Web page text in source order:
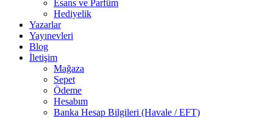
Esans ve Parfüm
Hediyelik
Yazarlar
Yayınevleri
Blog
İletişim
Mağaza
Sepet
Ödeme
Hesabım
Banka Hesap Bilgileri (Havale / EFT)